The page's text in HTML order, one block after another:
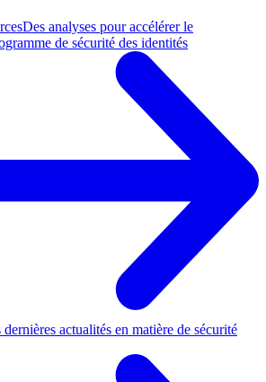
Des analyses pour accélérer le
de sécurité des identités
actualités en matière de sécurité